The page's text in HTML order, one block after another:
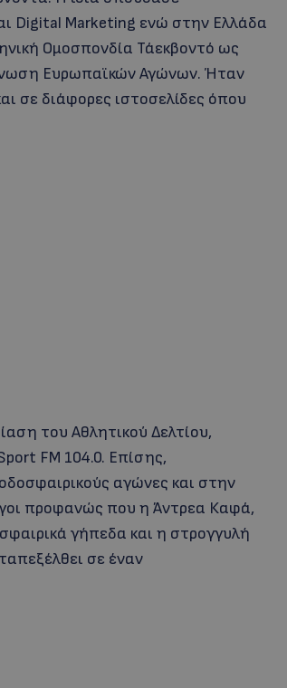
Digital Marketing ενώ στην Ελλάδα
Ομοσπονδία Τάεκβοντό ως
Ευρωπαϊκών Αγώνων. Ήταν
σε διάφορες ιστοσελίδες όπου
του Αθλητικού Δελτίου,
FM 104.0. Επίσης,
αγώνες και στην
προφανώς που η Άντρεα Καφά,
γήπεδα και η στρογγυλή
σε έναν